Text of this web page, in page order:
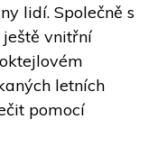
lidí. Společně s
vnitřní
letních
pomocí